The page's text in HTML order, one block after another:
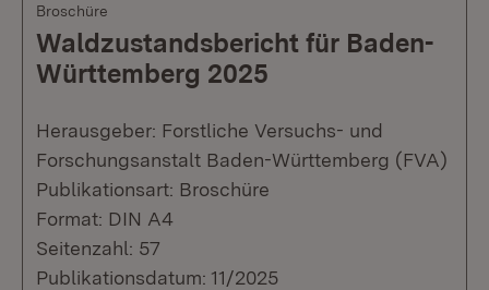
Broschüre
Waldzustandsbericht für Baden-
Württemberg 2025
Herausgeber: Forstliche Versuchs- und
Forschungsanstalt Baden-Württemberg (FVA)
Publikationsart: Broschüre
Format: DIN A4
Seitenzahl: 57
Publikationsdatum: 11/2025